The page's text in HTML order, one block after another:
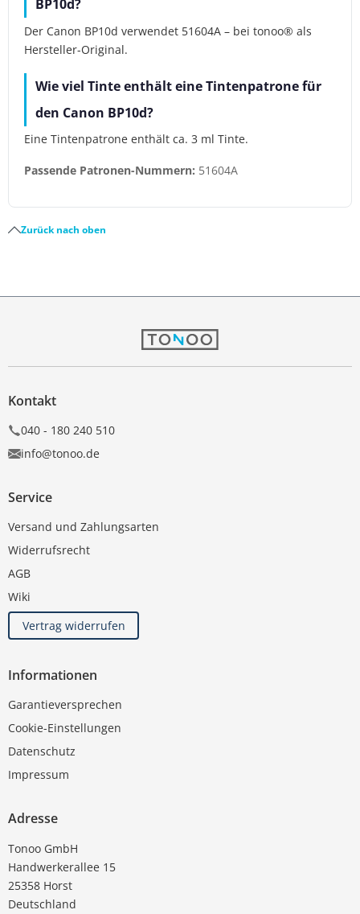
BP10d?
Der Canon BP10d verwendet 51604A – bei tonoo® als
Hersteller-Original.
Wie viel Tinte enthält eine Tintenpatrone für
den Canon BP10d?
Eine Tintenpatrone enthält ca. 3 ml Tinte.
Passende Patronen-Nummern: 51604A
Zurück nach oben
Kontakt
040 - 180 240 510
info@tonoo.de
Service
Versand und Zahlungsarten
Widerrufsrecht
AGB
Wiki
Vertrag widerrufen
Informationen
Garantieversprechen
Cookie-Einstellungen
Datenschutz
Impressum
Adresse
Tonoo GmbH
Handwerkerallee 15
25358 Horst
Deutschland